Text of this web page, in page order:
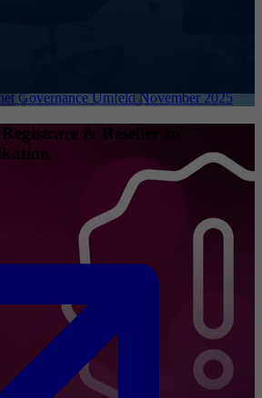
Governance Umfeld November 2025
& Reseller zu